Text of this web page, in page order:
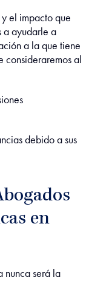
el impacto que
a ayudarle a
a la que tiene
consideraremos al
debido a sus
en
nunca será la